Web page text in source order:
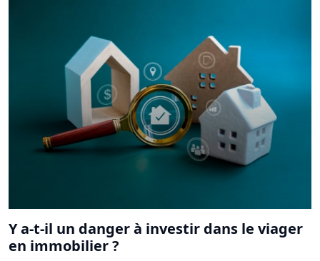
Y a-t-il un danger à investir dans le viager
en immobilier ?